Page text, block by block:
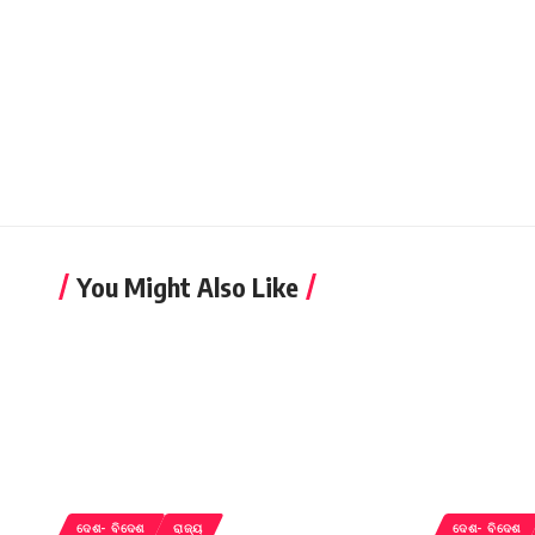
You Might Also Like
ଦେଶ- ବିଦେଶ ରାଜ୍ୟ ଦେଶ- ବିଦେଶ